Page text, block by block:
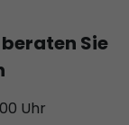
Sie
Uhr